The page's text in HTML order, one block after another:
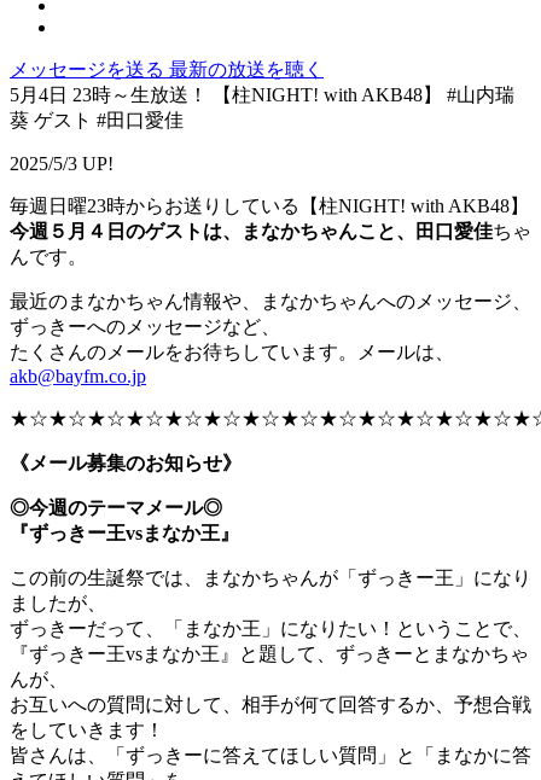
メッセージを送る 最新の放送を聴く
5月4日 23時～生放送！ 【柱NIGHT! with AKB48】 #山内瑞
葵 ゲスト #田口愛佳
2025/5/3 UP!
毎週日曜23時からお送りしている【柱NIGHT! with AKB48】
今週５月４日のゲストは、まなかちゃんこと、田口愛佳ちゃ
んです。
最近のまなかちゃん情報や、まなかちゃんへのメッセージ、
ずっきーへのメッセージなど、
たくさんのメールをお待ちしています。メールは、
akb@bayfm.co.jp
《メール募集のお知らせ》
◎今週のテーマメール◎
『ずっきー王vsまなか王』
この前の生誕祭では、まなかちゃんが「ずっきー王」になり
ましたが、
ずっきーだって、「まなか王」になりたい！ということで、
『ずっきー王vsまなか王』と題して、ずっきーとまなかちゃ
んが、
お互いへの質問に対して、相手が何て回答するか、予想合戦
をしていきます！
皆さんは、「ずっきーに答えてほしい質問」と「まなかに答